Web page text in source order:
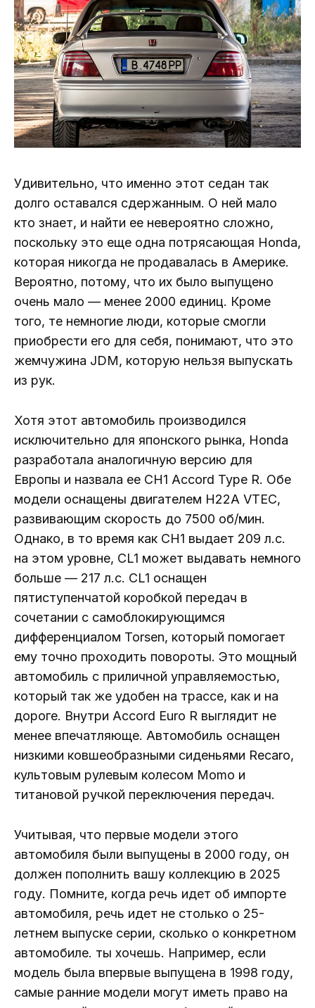
Удивительно, что именно этот седан так
долго оставался сдержанным. О ней мало
кто знает, и найти ее невероятно сложно,
поскольку это еще одна потрясающая Honda,
которая никогда не продавалась в Америке.
Вероятно, потому, что их было выпущено
очень мало — менее 2000 единиц. Кроме
того, те немногие люди, которые смогли
приобрести его для себя, понимают, что это
жемчужина JDM, которую нельзя выпускать
из рук.
Хотя этот автомобиль производился
исключительно для японского рынка, Honda
разработала аналогичную версию для
Европы и назвала ее CH1 Accord Type R. Обе
модели оснащены двигателем H22A VTEC,
развивающим скорость до 7500 об/мин.
Однако, в то время как CH1 выдает 209 л.с.
на этом уровне, CL1 может выдавать немного
больше — 217 л.с. CL1 оснащен
пятиступенчатой ​​коробкой передач в
сочетании с самоблокирующимся
дифференциалом Torsen, который помогает
ему точно проходить повороты. Это мощный
автомобиль с приличной управляемостью,
который так же удобен на трассе, как и на
дороге. Внутри Accord Euro R выглядит не
менее впечатляюще. Автомобиль оснащен
низкими ковшеобразными сиденьями Recaro,
культовым рулевым колесом Momo и
титановой ручкой переключения передач.
Учитывая, что первые модели этого
автомобиля были выпущены в 2000 году, он
должен пополнить вашу коллекцию в 2025
году. Помните, когда речь идет об импорте
автомобиля, речь идет не столько о 25-
летнем выпуске серии, сколько о конкретном
автомобиле. ты хочешь. Например, если
модель была впервые выпущена в 1998 году,
самые ранние модели могут иметь право на